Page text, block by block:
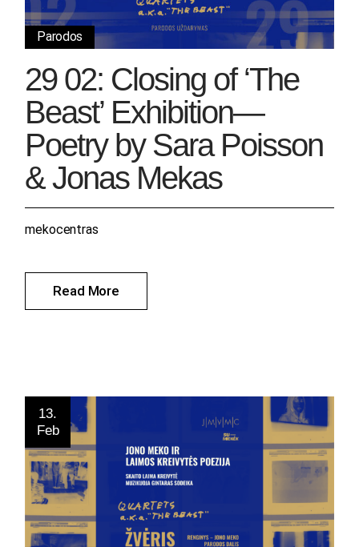
Parodos
29 02: Closing of ‘The
Beast’ Exhibition—
Poetry by Sara Poisson
& Jonas Mekas
Read More
mekocentras
13.
Feb